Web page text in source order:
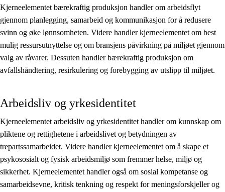
Kjerneelementet bærekraftig produksjon handler om arbeidsflyt
gjennom planlegging, samarbeid og kommunikasjon for å redusere
svinn og øke lønnsomheten. Videre handler kjerneelementet om best
mulig ressursutnyttelse og om bransjens påvirkning på miljøet gjennom
valg av råvarer. Dessuten handler bærekraftig produksjon om
avfallshåndtering, resirkulering og forebygging av utslipp til miljøet.
Arbeidsliv og yrkesidentitet
Kjerneelementet arbeidsliv og yrkesidentitet handler om kunnskap om
pliktene og rettighetene i arbeidslivet og betydningen av
trepartssamarbeidet. Videre handler kjerneelementet om å skape et
psykososialt og fysisk arbeidsmiljø som fremmer helse, miljø og
sikkerhet. Kjerneelementet handler også om sosial kompetanse og
samarbeidsevne, kritisk tenkning og respekt for meningsforskjeller og